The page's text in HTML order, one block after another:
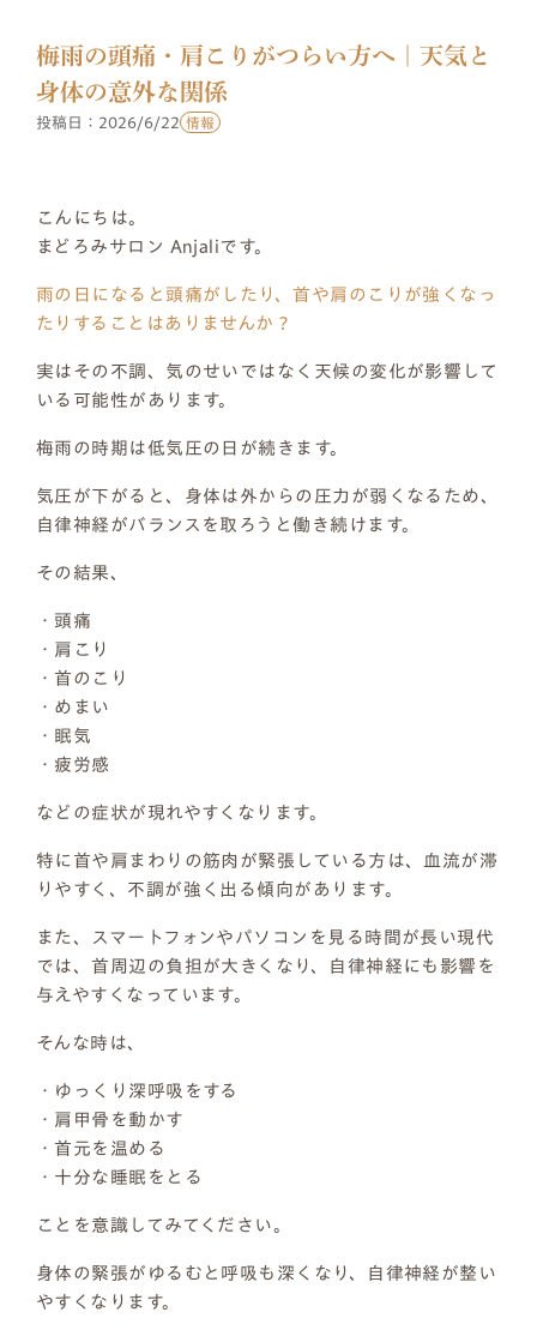
梅雨の頭痛・肩こりがつらい方へ｜天気と
身体の意外な関係
投稿日： 2026/6/22 情報
こんにちは。
まどろみサロン Anjaliです。
雨の日になると頭痛がしたり、首や肩のこりが強くなっ
たりすることはありませんか？
実はその不調、気のせいではなく天候の変化が影響して
いる可能性があります。
梅雨の時期は低気圧の日が続きます。
気圧が下がると、身体は外からの圧力が弱くなるため、
自律神経がバランスを取ろうと働き続けます。
その結果、
・頭痛
・肩こり
・首のこり
・めまい
・眠気
・疲労感
などの症状が現れやすくなります。
特に首や肩まわりの筋肉が緊張している方は、血流が滞
りやすく、不調が強く出る傾向があります。
また、スマートフォンやパソコンを見る時間が長い現代
では、首周辺の負担が大きくなり、自律神経にも影響を
与えやすくなっています。
そんな時は、
・ゆっくり深呼吸をする
・肩甲骨を動かす
・首元を温める
・十分な睡眠をとる
ことを意識してみてください。
身体の緊張がゆるむと呼吸も深くなり、自律神経が整い
やすくなります。